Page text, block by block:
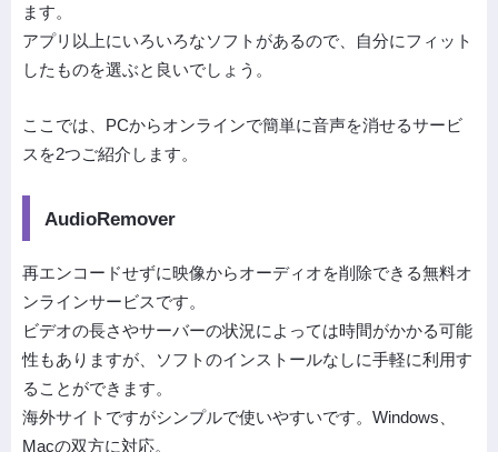
ます。
アプリ以上にいろいろなソフトがあるので、自分にフィット
したものを選ぶと良いでしょう。
ここでは、PCからオンラインで簡単に音声を消せるサービ
スを2つご紹介します。
AudioRemover
再エンコードせずに映像からオーディオを削除できる無料オ
ンラインサービスです。
ビデオの長さやサーバーの状況によっては時間がかかる可能
性もありますが、ソフトのインストールなしに手軽に利用す
ることができます。
海外サイトですがシンプルで使いやすいです。Windows、
Macの双方に対応。